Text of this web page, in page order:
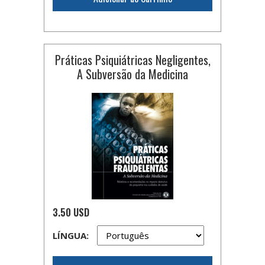
Práticas Psiquiátricas Negligentes,
A Subversão da Medicina
3.50 USD
LÍNGUA: